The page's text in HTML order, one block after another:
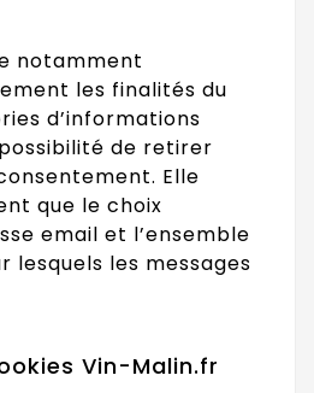
notamment
les finalités du
d’informations
de retirer
Elle
que le choix
email et l’ensemble
lesquels les messages
Vin-Malin.fr